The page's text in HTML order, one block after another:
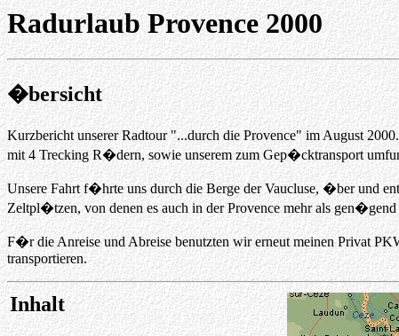
Radurlaub Provence 2000
�bersicht
Kurzbericht unserer Radtour "...durch die Provence" im August
mit 4 Trecking R�dern, sowie unserem zum Gep�cktransport
Unsere Fahrt f�hrte uns durch die Berge der Vaucluse, �ber und
Zeltpl�tzen, von denen es auch in der Provence mehr als gen�gend
F�r die Anreise und Abreise benutzten wir erneut meinen Privat
transportieren.
Inhalt